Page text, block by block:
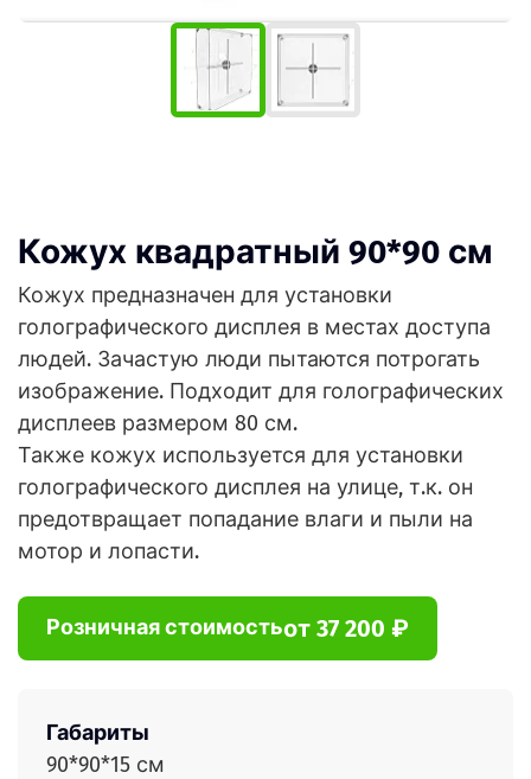
Кожух квадратный 90*90 см
Кожух предназначен для установки
голографического дисплея в местах доступа
людей. Зачастую люди пытаются потрогать
изображение. Подходит для голографических
дисплеев размером 80 см.
Также кожух используется для установки
голографического дисплея на улице, т.к. он
предотвращает попадание влаги и пыли на
мотор и лопасти.
Розничная стоимостьот 37 200 ₽
Габариты
90*90*15 см